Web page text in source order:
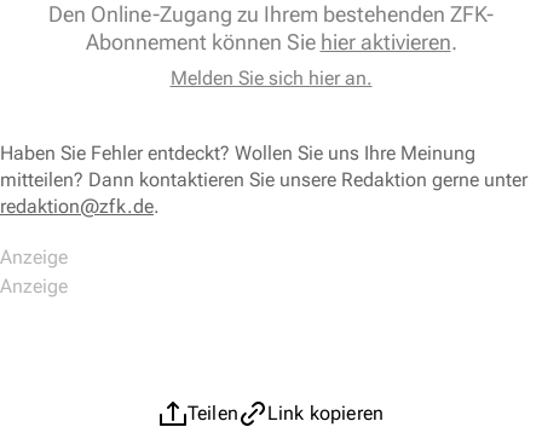
Den Online-Zugang zu Ihrem bestehenden ZFK-
Abonnement können Sie hier aktivieren.
Melden Sie sich hier an.
Haben Sie Fehler entdeckt? Wollen Sie uns Ihre Meinung
mitteilen? Dann kontaktieren Sie unsere Redaktion gerne unter
redaktion@zfk.de.
Teilen
Link kopieren